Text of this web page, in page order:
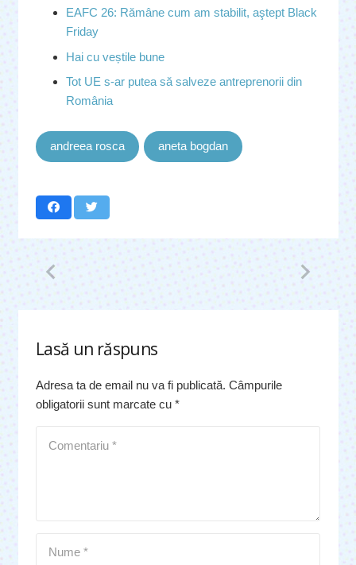
EAFC 26: Rămâne cum am stabilit, aştept Black
Friday
Hai cu veștile bune
Tot UE s-ar putea să salveze antreprenorii din
România
andreea rosca aneta bogdan
Lasă un răspuns
Adresa ta de email nu va fi publicată. Câmpurile
obligatorii sunt marcate cu *